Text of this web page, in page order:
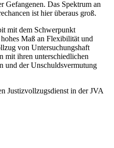
Gefangenen. Das Spektrum an
ist hier überaus groß.
mit dem Schwerpunkt
Maß an Flexibilität und
von Untersuchungshaft
mit ihren unterschiedlichen
und der Unschuldsvermutung
Justizvollzugsdienst in der JVA